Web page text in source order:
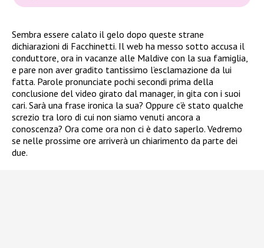
Sembra essere calato il gelo dopo queste strane
dichiarazioni di Facchinetti. Il web ha messo sotto accusa il
conduttore, ora in vacanze alle Maldive con la sua famiglia,
e pare non aver gradito tantissimo l’esclamazione da lui
fatta. Parole pronunciate pochi secondi prima della
conclusione del video girato dal manager, in gita con i suoi
cari. Sarà una frase ironica la sua? Oppure c’è stato qualche
screzio tra loro di cui non siamo venuti ancora a
conoscenza? Ora come ora non ci è dato saperlo. Vedremo
se nelle prossime ore arriverà un chiarimento da parte dei
due.